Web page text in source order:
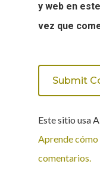
y web en
vez que
Este sitio usa
Aprende cómo
comentarios.